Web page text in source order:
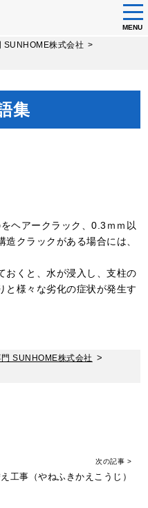
MENU
SUNHOME株式会社 >
集
ヘアークラック、0.3ｍｍ以
造クラックがある場合には、
おくと、水が浸入し、支柱の
と様々な劣化の症状が発生す
SUNHOME株式会社 >
次の記事 >
工事（やねふきかえこうじ）